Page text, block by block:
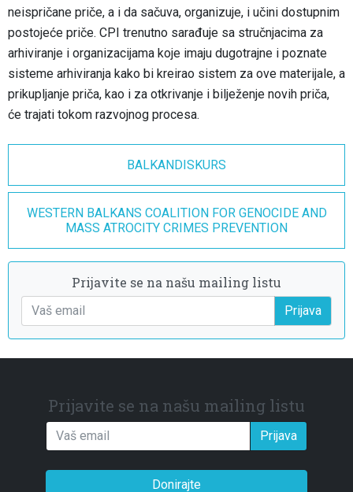
neispričane priče, a i da sačuva, organizuje, i učini dostupnim
postojeće priče. CPI trenutno sarađuje sa stručnjacima za
arhiviranje i organizacijama koje imaju dugotrajne i poznate
sisteme arhiviranja kako bi kreirao sistem za ove materijale, a
prikupljanje priča, kao i za otkrivanje i bilježenje novih priča,
će trajati tokom razvojnog procesa.
BALKANDISKURS
WESTERN BALKANS COALITION FOR GENOCIDE AND
MASS ATROCITY CRIMES PREVENTION
Prijavite se na našu mailing listu
Prijava
Prijavite se na našu mailing listu
Prijava
Donirajte